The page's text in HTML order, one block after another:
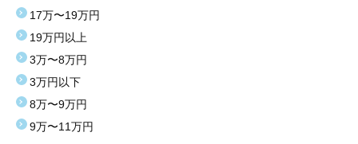
17万〜19万円
19万円以上
3万〜8万円
3万円以下
8万〜9万円
9万〜11万円